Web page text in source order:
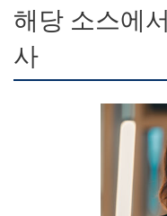
해당 소스에
사